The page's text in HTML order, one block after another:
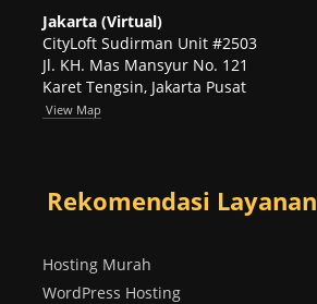
Jakarta (Virtual)
CityLoft Sudirman Unit #2503
Jl. KH. Mas Mansyur No. 121
Karet Tengsin, Jakarta Pusat
View Map
Rekomendasi Layanan
Hosting Murah
WordPress Hosting